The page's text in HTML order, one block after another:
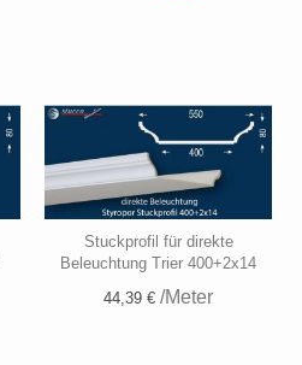
Stuckprofil für direkte
Beleuchtung Trier 400+2x14
44,39 € /Meter